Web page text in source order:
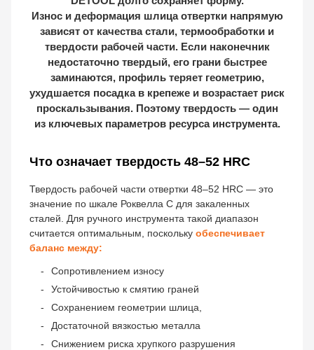
Износ и деформация шлица отвертки напрямую
зависят от качества стали, термообработки и
твердости рабочей части. Если наконечник
недостаточно твердый, его грани быстрее
заминаются, профиль теряет геометрию,
ухудшается посадка в крепеже и возрастает риск
проскальзывания. Поэтому твердость — один
из ключевых параметров ресурса инструмента.
Что означает твердость 48–52 HRC
Твердость рабочей части отвертки 48–52 HRC — это
значение по шкале Роквелла С для закаленных
сталей. Для ручного инструмента такой диапазон
считается оптимальным, поскольку обеспечивает
баланс между:
Сопротивлением износу
Устойчивостью к смятию граней
Сохранением геометрии шлица,
Достаточной вязкостью металла
Снижением риска хрупкого разрушения